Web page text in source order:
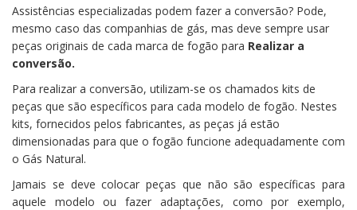
Assistências especializadas podem fazer a conversão? Pode,
mesmo caso das companhias de gás, mas deve sempre usar
peças originais de cada marca de fogão para Realizar a
conversão.
Para realizar a conversão, utilizam-se os chamados kits de
peças que são específicos para cada modelo de fogão. Nestes
kits, fornecidos pelos fabricantes, as peças já estão
dimensionadas para que o fogão funcione adequadamente com
o Gás Natural.
Jamais se deve colocar peças que não são específicas para
aquele modelo ou fazer adaptações, como por exemplo,